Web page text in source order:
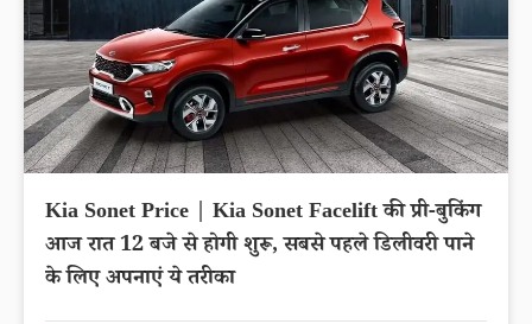
Kia Sonet Price | Kia Sonet Facelift की प्री-बुकिंग
आज रात 12 बजे से होगी शुरू, सबसे पहले डिलीवरी पाने
के लिए अपनाएं ये तरीका